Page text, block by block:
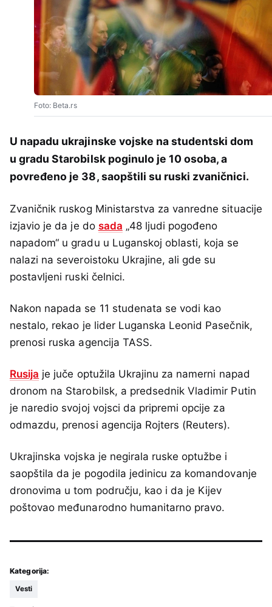
Foto: Beta.rs
U napadu ukrajinske vojske na studentski dom
u gradu Starobilsk poginulo je 10 osoba, a
povređeno je 38, saopštili su ruski zvaničnici.
Zvaničnik ruskog Ministarstva za vanredne situacije
izjavio je da je do sada „48 ljudi pogođeno
napadom“ u gradu u Luganskoj oblasti, koja se
nalazi na severoistoku Ukrajine, ali gde su
postavljeni ruski čelnici.
Nakon napada se 11 studenata se vodi kao
nestalo, rekao je lider Luganska Leonid Pasečnik,
prenosi ruska agencija TASS.
Rusija je juče optužila Ukrajinu za namerni napad
dronom na Starobilsk, a predsednik Vladimir Putin
je naredio svojoj vojsci da pripremi opcije za
odmazdu, prenosi agencija Rojters (Reuters).
Ukrajinska vojska je negirala ruske optužbe i
saopštila da je pogodila jedinicu za komandovanje
dronovima u tom području, kao i da je Kijev
poštovao međunarodno humanitarno pravo.
Kategorija:
Vesti